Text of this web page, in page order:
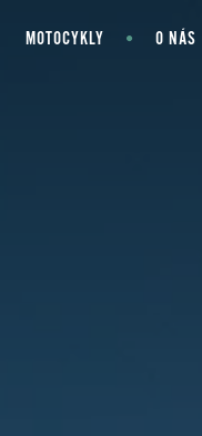
MOTOCYKLY O NÁS